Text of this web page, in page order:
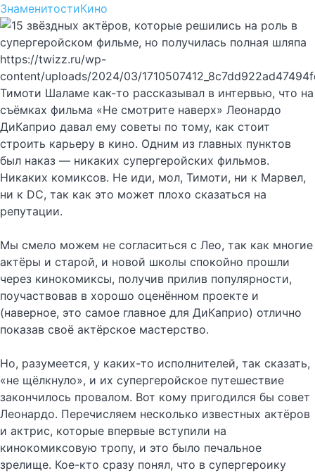
ЗнаменитостиКино
https://twizz.ru/wp-
content/uploads/2024/03/
Тимоти Шаламе как-то рассказывал в интервью, что на
съёмках фильма «Не смотрите наверх» Леонардо
ДиКаприо давал ему советы по тому, как стоит
строить карьеру в кино. Одним из главных пунктов
был наказ — никаких супергеройских фильмов.
Никаких комиксов. Не иди, мол, Тимоти, ни к Марвел,
ни к DC, так как это может плохо сказаться на
репутации.
Мы смело можем не согласиться с Лео, так как многие
актёры и старой, и новой школы спокойно прошли
через кинокомиксы, получив прилив популярности,
поучаствовав в хорошо оценённом проекте и
(наверное, это самое главное для ДиКаприо) отлично
показав своё актёрское мастерство.
Но, разумеется, у каких-то исполнителей, так сказать,
«не щёлкнуло», и их супергеройское путешествие
закончилось провалом. Вот кому пригодился бы совет
Леонардо. Перечисляем несколько известных актёров
и актрис, которые впервые вступили на
кинокомиксовую тропу, и это было печальное
зрелище. Кое-кто сразу понял, что в супергероику